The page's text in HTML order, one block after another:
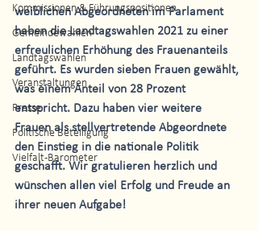
Kommissionen & Führungspositionen
Gemeindewahlen
Landtagswahlen
Veranstaltungen
Presse
Politische Beteiligung
Vielfalt-Barometer
weiblichen Abgeordneten im Parlament
haben die Landtagswahlen 2021 zu einer
erfreulichen Erhöhung des Frauenanteils
geführt. Es wurden sieben Frauen gewählt,
was einem Anteil von 28 Prozent
entspricht. Dazu haben vier weitere
Frauen als stellvertretende Abgeordnete
den Einstieg in die nationale Politik
geschafft. Wir gratulieren herzlich und
wünschen allen viel Erfolg und Freude an
ihrer neuen Aufgabe!